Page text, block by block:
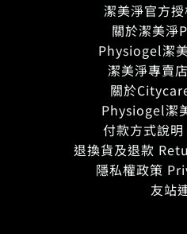
潔美淨官方
關於潔美淨
Physiogel潔
潔美淨專賣
關於
Physiogel潔
付款方式說
退換貨及退款
隱私權政策
友站